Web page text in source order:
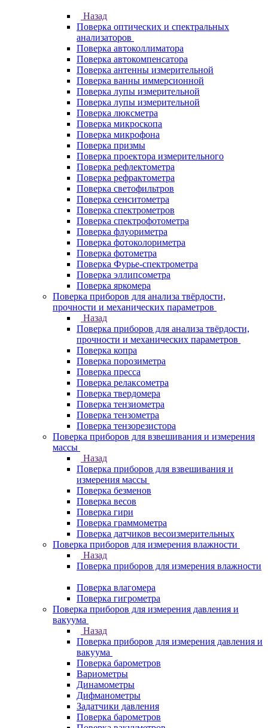
Назад
Поверка оптических и спектральных
анализаторов
Поверка автоколлиматора
Поверка автокомпенсатора
Поверка антенны измерительной
Поверка ванны иммерсионной
Поверка лупы измерительной
Поверка лупы измерительной
Поверка люксметра
Поверка микроскопа
Поверка микрофона
Поверка призмы
Поверка проектора измерительного
Поверка рефлектометра
Поверка рефрактометра
Поверка светофильтров
Поверка сенситометра
Поверка спектрометров
Поверка спектрофотометра
Поверка флуориметра
Поверка фотоколориметра
Поверка фотометра
Поверка Фурье-спектрометра
Поверка эллипсометра
Поверка яркомера
Поверка приборов для анализа твёрдости,
прочности и механических параметров
Назад
Поверка приборов для анализа твёрдости,
прочности и механических параметров
Поверка копра
Поверка порозиметра
Поверка пресса
Поверка релаксометра
Поверка твердомера
Поверка тензиометра
Поверка тензометра
Поверка тензорезистора
Поверка приборов для взвешивания и измерения
массы
Назад
Поверка приборов для взвешивания и
измерения массы
Поверка безменов
Поверка весов
Поверка гири
Поверка граммометра
Поверка датчиков весоизмерительных
Поверка приборов для измерения влажности
Назад
Поверка приборов для измерения влажности
Поверка влагомера
Поверка гигрометра
Поверка приборов для измерения давления и
вакуума
Назад
Поверка приборов для измерения давления и
вакуума
Поверка барометров
Вариометры
Динамометры
Дифманометры
Задатчики давления
Поверка барометров